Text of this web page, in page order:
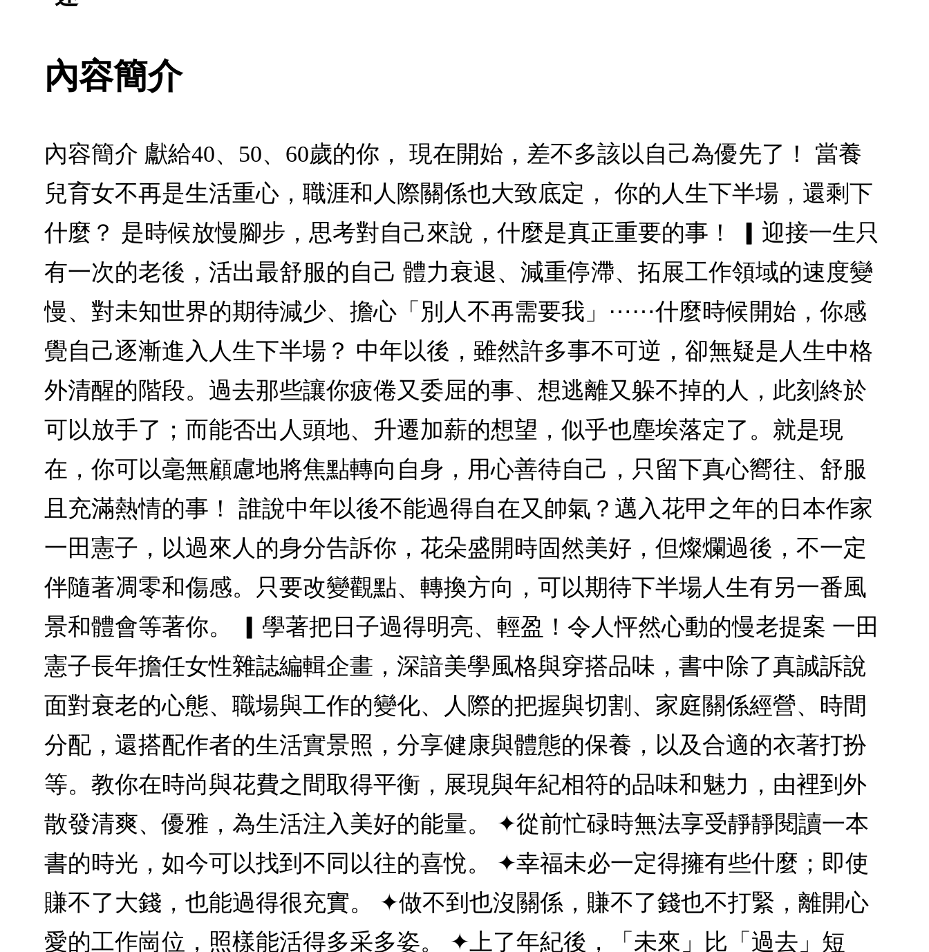
內容簡介
內容簡介 獻給40、50、60歲的你， 現在開始，差不多該以自己為優先了！ 當養
兒育女不再是生活重心，職涯和人際關係也大致底定， 你的人生下半場，還剩下
什麼？ 是時候放慢腳步，思考對自己來說，什麼是真正重要的事！ ▎迎接一生只
有一次的老後，活出最舒服的自己 體力衰退、減重停滯、拓展工作領域的速度變
慢、對未知世界的期待減少、擔心「別人不再需要我」⋯⋯什麼時候開始，你感
覺自己逐漸進入人生下半場？ 中年以後，雖然許多事不可逆，卻無疑是人生中格
外清醒的階段。過去那些讓你疲倦又委屈的事、想逃離又躲不掉的人，此刻終於
可以放手了；而能否出人頭地、升遷加薪的想望，似乎也塵埃落定了。就是現
在，你可以毫無顧慮地將焦點轉向自身，用心善待自己，只留下真心嚮往、舒服
且充滿熱情的事！ 誰說中年以後不能過得自在又帥氣？邁入花甲之年的日本作家
一田憲子，以過來人的身分告訴你，花朵盛開時固然美好，但燦爛過後，不一定
伴隨著凋零和傷感。只要改變觀點、轉換方向，可以期待下半場人生有另一番風
景和體會等著你。 ▎學著把日子過得明亮、輕盈！令人怦然心動的慢老提案 一田
憲子長年擔任女性雜誌編輯企畫，深諳美學風格與穿搭品味，書中除了真誠訴說
面對衰老的心態、職場與工作的變化、人際的把握與切割、家庭關係經營、時間
分配，還搭配作者的生活實景照，分享健康與體態的保養，以及合適的衣著打扮
等。教你在時尚與花費之間取得平衡，展現與年紀相符的品味和魅力，由裡到外
散發清爽、優雅，為生活注入美好的能量。 ✦從前忙碌時無法享受靜靜閱讀一本
書的時光，如今可以找到不同以往的喜悅。 ✦幸福未必一定得擁有些什麼；即使
賺不了大錢，也能過得很充實。 ✦做不到也沒關係，賺不了錢也不打緊，離開心
愛的工作崗位，照樣能活得多采多姿。 ✦上了年紀後，「未來」比「過去」短